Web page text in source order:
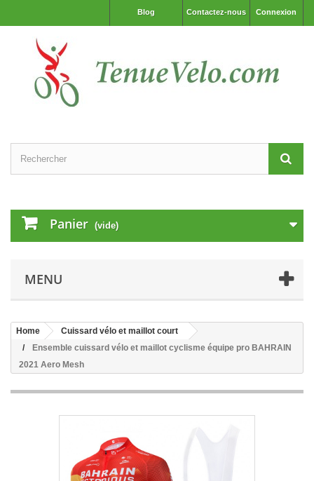
Connexion
Contactez-nous
Blog
Panier (vide)
MENU
Home
Cuissard vélo et maillot court
Ensemble cuissard vélo et maillot cyclisme équipe pro BAHRAIN
2021 Aero Mesh